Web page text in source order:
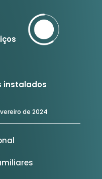
instalados
de 2024